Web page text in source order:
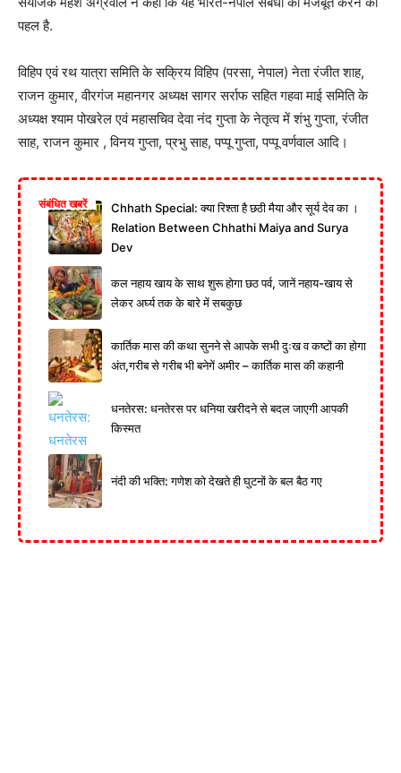
पहल है.
विहिप एवं रथ यात्रा समिति के सक्रिय विहिप (परसा, नेपाल) नेता रंजीत शाह,
राजन कुमार, वीरगंज महानगर अध्यक्ष सागर सर्राफ सहित गहवा माई समिति के
अध्यक्ष श्याम पोखरेल एवं महासचिव देवा नंद गुप्ता के नेतृत्व में शंभु गुप्ता, रंजीत
साह, राजन कुमार , विनय गुप्ता, प्रभु साह, पप्पू गुप्ता, पप्पू वर्णवाल आदि।
संबंधित खबरें
Chhath Special: क्या रिश्ता है छठी मैया और सूर्य देव का ।
Relation Between Chhathi Maiya and Surya
Dev
कल नहाय खाय के साथ शुरू होगा छठ पर्व, जानें नहाय-खाय से
लेकर अर्घ्य तक के बारे में सबकुछ
कार्तिक मास की कथा सुनने से आपके सभी दुःख व कष्टों का होगा
अंत,गरीब से गरीब भी बनेगें अमीर – कार्तिक मास की कहानी
धनतेरस: धनतेरस पर धनिया खरीदने से बदल जाएगी आपकी
किस्मत
नंदी की भक्ति: गणेश को देखते ही घुटनों के बल बैठ गए